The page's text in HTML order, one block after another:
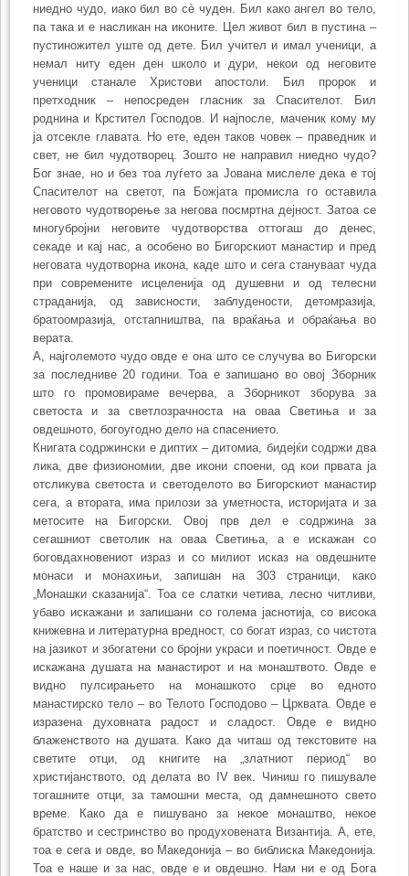
ниедно чудо, иако бил во сè чуден. Бил како ангел во тело,
па така и е насликан на иконите. Цел живот бил в пустина –
пустиножител уште од дете. Бил учител и имал ученици, а
немал ниту еден ден школо и дури, некои од неговите
ученици станале Христови апостоли. Бил пророк и
претходник – непосреден гласник за Спасителот. Бил
роднина и Крстител Господов. И најпосле, маченик кому му
ја отсекле главата. Но ете, еден таков човек – праведник и
свет, не бил чудотворец. Зошто не направил ниедно чудо?
Бог знае, но и без тоа луѓето за Јована мислеле дека е тој
Спасителот на светот, па Божјата промисла го оставила
неговото чудотворење за негова посмртна дејност. Затоа се
многубројни неговите чудотворства оттогаш до денес,
секаде и кај нас, а особено во Бигорскиот манастир и пред
неговата чудотворна икона, каде што и сега стануваат чуда
при современите исцеленија од душевни и од телесни
страданија, од зависности, заблудености, детомразија,
братоомразија, отстапништва, па враќања и обраќања во
верата.
А, најголемото чудо овде е она што се случува во Бигорски
за последниве 20 години. Тоа е запишано во овој Зборник
што го промовираме вечерва, а Зборникот зборува за
светоста и за светлозрачноста на оваа Светиња и за
овдешното, богоугодно дело на спасението.
Книгата содржински е диптих – дитомиа, бидејќи содржи два
лика, две физиономии, две икони споени, од кои првата ја
отсликува светоста и светоделото во Бигорскиот манастир
сега, а втората, има прилози за уметноста, историјата и за
метосите на Бигорски. Овој прв дел е содржина за
сегашниот светолик на оваа Светиња, а е искажан со
боговдахновениот израз и со милиот исказ на овдешните
монаси и монахињи, запишан на 303 страници, како
„Монашки сказанија“. Тоа се слатки четива, лесно читливи,
убаво искажани и запишани со голема јаснотија, со висока
книжевна и литературна вредност, со богат израз, со чистота
на јазикот и збогатени со бројни украси и поетичност. Овде е
искажана душата на манастирот и на монаштвото. Овде е
видно пулсирањето на монашкото срце во едното
манастирско тело – во Телото Господово – Црквата. Овде е
изразена духовната радост и сладост. Овде е видно
блаженството на душата. Како да читаш од текстовите на
светите отци, од книгите на „златниот период“ во
христијанството, од делата во IV век. Чиниш го пишувале
тогашните отци, за тамошни места, од дамнешното свето
време. Како да е пишувано за некое монаштво, некое
братство и сестринство во продуховената Византија. А, ете,
тоа е сега и овде, во Македонија – во библиска Македонија.
Тоа е наше и за нас, овде е и овдешно. Нам ни е од Бога